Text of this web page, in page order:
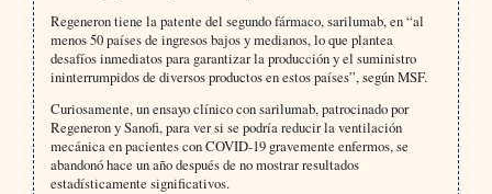
Regeneron tiene la patente del segundo fármaco, sarilumab, en “al
menos 50 países de ingresos bajos y medianos, lo que plantea
desafíos inmediatos para garantizar la producción y el suministro
ininterrumpidos de diversos productos en estos países”, según MSF.
Curiosamente, un ensayo clínico con sarilumab, patrocinado por
Regeneron y Sanofi, para ver si se podría reducir la ventilación
mecánica en pacientes con COVID-19 gravemente enfermos, se
abandonó hace un año después de no mostrar resultados
estadísticamente significativos.